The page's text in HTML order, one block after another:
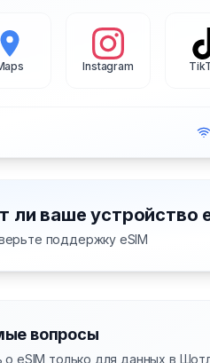
Instagram
ли ваше устройство
поддержку eSIM
вопросы
о eSIM только для данных в